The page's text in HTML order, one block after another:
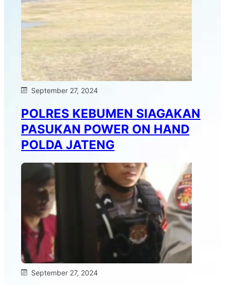
September 27, 2024
POLRES KEBUMEN SIAGAKAN
PASUKAN POWER ON HAND
POLDA JATENG
September 27, 2024